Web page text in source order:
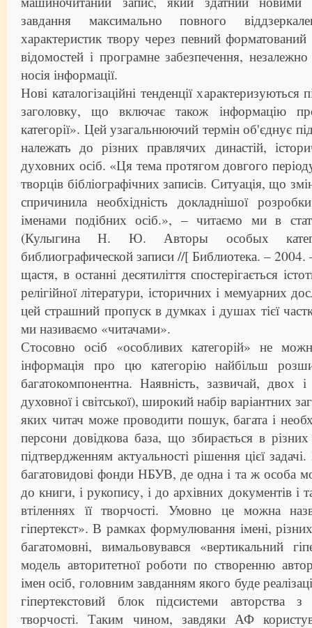
завдання максимально повного
характеристик твору через певний форматований
відомостей і програмне забезпечення,
носія інформації.
Нові каталогізаційні тенденції
заголовку, що включає також інформацію
категорії». Цей узагальнюючий термін об'єднує
належать до різних правлячих династій,
духовних осіб. «Ця тема протягом довгого
творців бібліографічних записів. Ситуація, що
спричинила необхідність докладнішої
іменами подібних осіб.», – читаємо ми в
(Кулыгина Н. Ю. Авторы особых
библиографической записи //[ Библиотека. –
щастя, в останні десятиліття спостерігається
релігійної літератури, історичних і мемуарних
цей страшний пропуск в думках і душах тієї
ми називаємо «читачами».
Стосовно осіб «особливих категорій» не
інформація про цю категорію найбільш
багатокомпонентна. Наявність, зазвичай,
духовної і світської), широкий набір варіантних
яких читач може проводити пошук, багата і
персони довідкова база, що збирається в
підтвердженням актуальності рішення цієї
багатовидові фонди НБУВ, де одна і та ж особа
до книги, і рукопису, і до архівних документів і
втіленнях її творчості. Умовно це можна
гіпертекст». В рамках формулювання імені,
багатомовні, вимальовувався «вертикальний
модель авторитетної роботи по створенню
імен осіб, головним завданням якого буде
гіпертекстовий блок підсистеми авторства з
творчості. Таким чином, завдяки АФ